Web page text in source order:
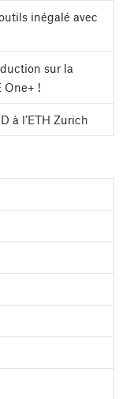
inégalé avec
sur la
One+ !
à l’ETH Zurich